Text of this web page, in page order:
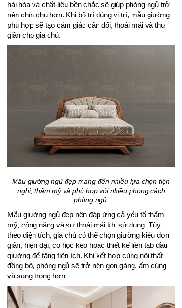
hài hòa và chất liệu bền chắc sẽ giúp phòng ngủ trở
nên chỉn chu hơn. Khi bố trí đúng vị trí, mẫu giường
phù hợp sẽ tạo cảm giác cân đối, thoải mái và thư
giãn cho gia chủ.
Mẫu giường ngủ đẹp mang đến nhiều lựa chọn tiện
nghi, thẩm mỹ và phù hợp với nhiều phong cách
phòng ngủ.
Mẫu giường ngủ đẹp nên đáp ứng cả yếu tố thẩm
mỹ, công năng và sự thoải mái khi sử dụng. Tùy
theo diện tích, gia chủ có thể chọn giường kiểu đơn
giản, hiện đại, có hộc kéo hoặc thiết kế liền tab đầu
giường để tăng tiện ích. Khi kết hợp cùng nội thất
đồng bộ, phòng ngủ sẽ trở nên gọn gàng, ấm cúng
và sang trọng hơn.